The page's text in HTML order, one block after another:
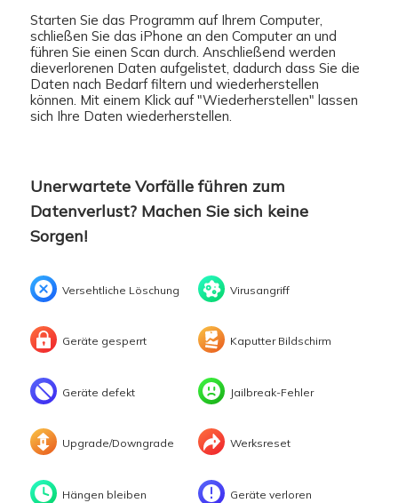
Starten Sie das Programm auf Ihrem Computer,
schließen Sie das iPhone an den Computer an und
führen Sie einen Scan durch. Anschließend werden
dieverlorenen Daten aufgelistet, dadurch dass Sie die
Daten nach Bedarf filtern und wiederherstellen
können. Mit einem Klick auf "Wiederherstellen" lassen
sich Ihre Daten wiederherstellen.
Unerwartete Vorfälle führen zum
Datenverlust? Machen Sie sich keine
Sorgen!
Versehtliche Löschung Virusangriff
Geräte gesperrt Kaputter Bildschirm
Geräte defekt Jailbreak-Fehler
Upgrade/Downgrade Werksreset
Hängen bleiben Geräte verloren